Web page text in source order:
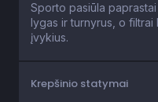
Sporto pasiūla
lygas ir turnyrus, o filtrai
įvykius.
Krepšinio statymai